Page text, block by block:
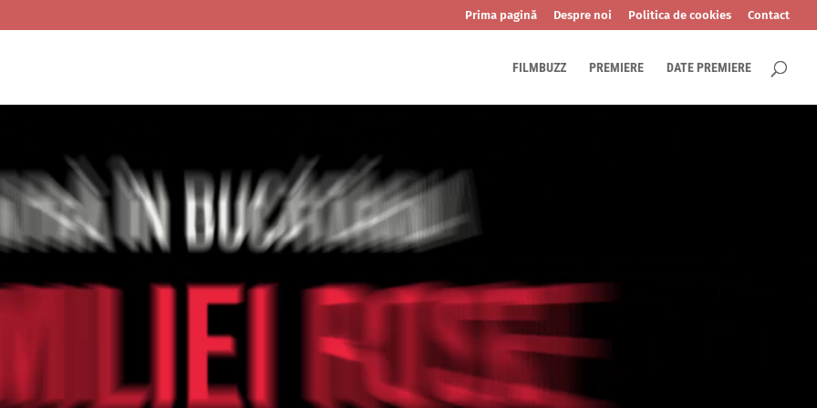
Prima pagină Despre noi Politica de cookies Contact
FILMBUZZ PREMIERE DATE PREMIERE